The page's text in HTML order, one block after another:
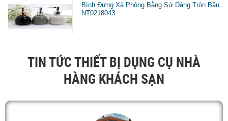
Bình Đựng Xà Phòng Bằng Sứ Dáng Tròn Bầu
NT0218043
TIN TỨC THIẾT BỊ DỤNG CỤ NHÀ
HÀNG KHÁCH SẠN